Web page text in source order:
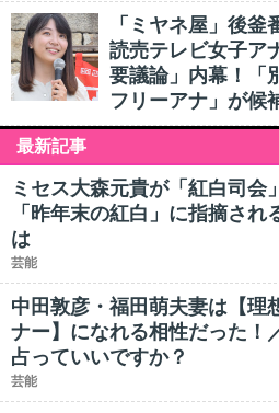
「ミヤネ屋」後釜
読売テレビ女子ア
要議論」内幕！「
フリーアナ」が候
最新記事
ミセス大森元貴が「紅白司会
「昨年末の紅白」に指摘され
は
芸能
中田敦彦・福田萌夫妻は【理
ナー】になれる相性だった！
占っていいですか？
芸能